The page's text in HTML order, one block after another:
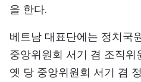
中文
FRANÇAIS
을 한다.
베트남 대표단에는 정치국
중앙위원회 서기 겸 조직
옛 당 중앙위원회 서기 겸